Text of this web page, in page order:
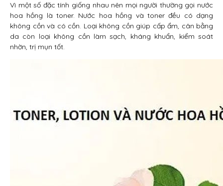
Vì một số đặc tính giống nhau nên mọi người thường gọi nước
hoa hồng là toner. Nước hoa hồng và toner đều có dạng
không cồn và có cồn. Loại không cồn giúp cấp ẩm, cân bằng
da còn loại không cồn làm sạch, kháng khuẩn, kiểm soát
nhờn, trị mụn tốt.